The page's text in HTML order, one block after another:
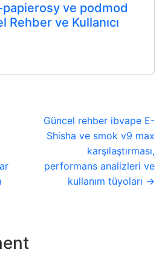
ve podmod
Rehber ve Kullanıcı
Güncel rehber ibvape E-
Shisha ve smok v9 max
karşılaştırması,
performans analizleri ve
kullanım tüyoları →